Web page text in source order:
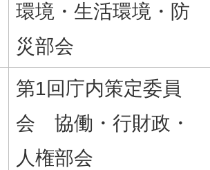
環境・生活環境・防
災部会
第1回庁内策定委員
会 協働・行財政・
人権部会